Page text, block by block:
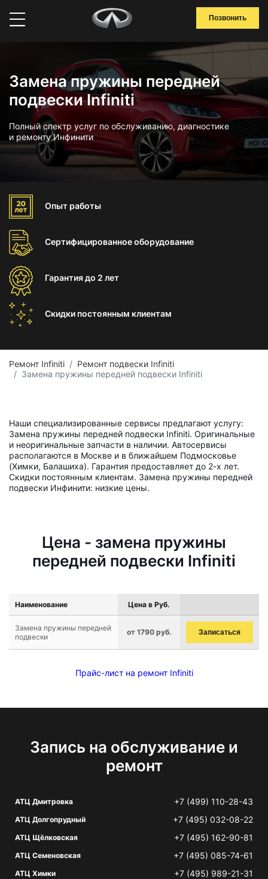
Позвонить
Замена пружины передней
подвески Infiniti
Полный спектр услуг по обслуживанию, диагностике
и ремонту Инфинити
Опыт работы
Сертифицированноеоборудование
Гарантиядо 2 лет
Скидки постоянным клиентам
Ремонт Infiniti
Ремонт подвески Infiniti
Замена пружины передней подвески Infiniti
Наши специализированные сервисы предлагают услугу:
Замена пружины передней подвески Infiniti. Оригинальные
и неоригинальные запчасти в наличии. Автосервисы
располагаются в Москве и в ближайшем Подмосковье
(Химки, Балашиха). Гарантия предоставляет до 2-х лет.
Скидки постоянным клиентам. Замена пружины передней
подвески Инфинити: низкие цены.
Цена - замена пружины
передней подвески Infiniti
Наименование Цена в Руб.
Замена пружины передней
подвески
от 1790 руб. Записаться
Прайс-лист на ремонт Infiniti
Запись на обслуживание и
ремонт
АТЦ Дмитровка +7 (499) 110-28-43
АТЦ Долгопрудный +7 (495) 032-08-22
АТЦ Щёлковская +7 (495) 162-90-81
АТЦ Семеновская +7 (495) 085-74-61
АТЦ Химки +7 (495) 989-21-31